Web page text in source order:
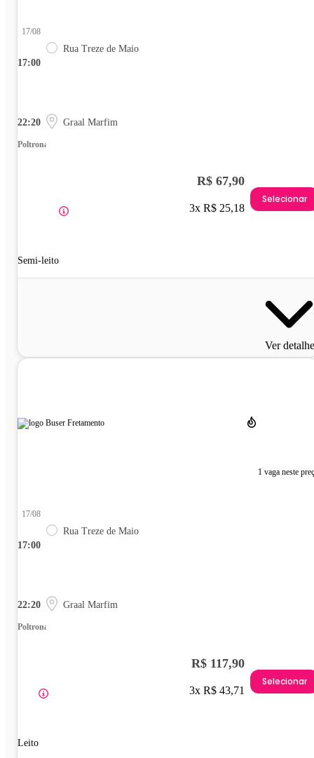
17:00
17/08
Rua Treze de Maio
22:20 Graal Marfim
Poltrona
Semi-leito
R$ 67,90
3x R$ 25,18
Selecionar
Ver
1 vaga neste
17:00
17/08
Rua Treze de Maio
22:20 Graal Marfim
Poltrona
Leito
R$ 117,90
3x R$ 43,71
Selecionar